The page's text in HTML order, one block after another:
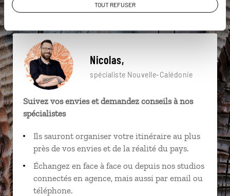
TOUT REFUSER
Bagne de Nouville
Nicolas,
spécialiste Nouvelle-Calédonie
Suivez vos envies et demandez conseils à nos
spécialistes
Ils sauront organiser votre itinéraire au plus
près de vos envies et de la réalité du pays.
Échangez en face à face ou depuis nos studios
connectés en agence, mais aussi par email ou
téléphone.